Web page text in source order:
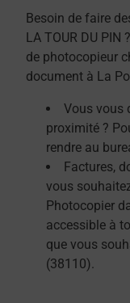
Besoin de faire
LA TOUR DU
de photocopieur
document à La
Vous vous
proximité ?
rendre au
Factures,
vous
Photocopier
accessible à
que vous
(38110).